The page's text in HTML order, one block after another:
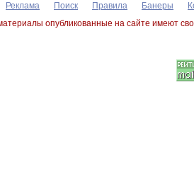
Реклама Поиск Правила Банеры
опубликованные на сайте имеют